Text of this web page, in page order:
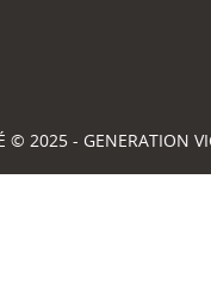
© 2025 - GENERATION